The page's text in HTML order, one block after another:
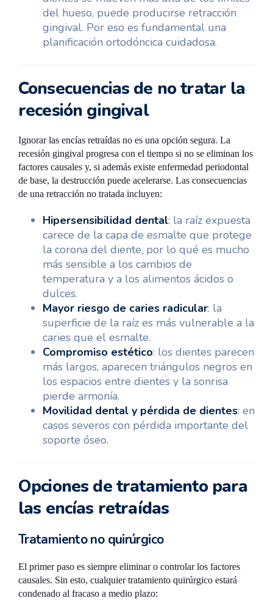
del hueso, puede producirse retracción
gingival. Por eso es fundamental una
planificación ortodóncica cuidadosa.
Consecuencias de no tratar la
recesión gingival
Ignorar las encías retraídas no es una opción segura. La
recesión gingival progresa con el tiempo si no se eliminan los
factores causales y, si además existe enfermedad periodontal
de base, la destrucción puede acelerarse. Las consecuencias
de una retracción no tratada incluyen:
Hipersensibilidad dental: la raíz expuesta
carece de la capa de esmalte que protege
la corona del diente, por lo qué es mucho
más sensible a los cambios de
temperatura y a los alimentos ácidos o
dulces.
Mayor riesgo de caries radicular: la
superficie de la raíz es más vulnerable a la
caries que el esmalte.
Compromiso estético: los dientes parecen
más largos, aparecen triángulos negros en
los espacios entre dientes y la sonrisa
pierde armonía.
Movilidad dental y pérdida de dientes: en
casos severos con pérdida importante del
soporte óseo.
Opciones de tratamiento para
las encías retraídas
Tratamiento no quirúrgico
El primer paso es siempre eliminar o controlar los factores
causales. Sin esto, cualquier tratamiento quirúrgico estará
condenado al fracaso a medio plazo: